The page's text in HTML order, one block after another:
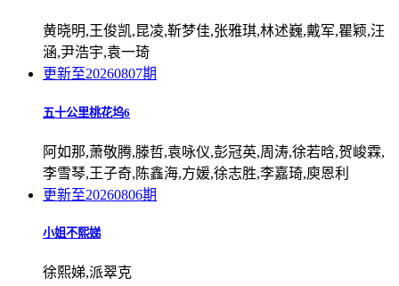
黄晓明,王俊凯,昆凌,靳梦佳,张雅琪,林述巍,戴军,瞿颖,汪
涵,尹浩宇,袁一琦
更新至20260807期
五十公里桃花坞6
阿如那,萧敬腾,滕哲,袁咏仪,彭冠英,周涛,徐若晗,贺峻霖,
李雪琴,王子奇,陈鑫海,方媛,徐志胜,李嘉琦,庾恩利
更新至20260806期
小姐不熙娣
徐熙娣,派翠克